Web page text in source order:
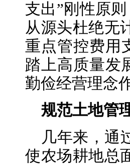
支出”刚性原
从源头杜绝无
重点管控费用
踏上高质量发
勤俭经营理念
规范土地管
几年来，通
使农场耕地总